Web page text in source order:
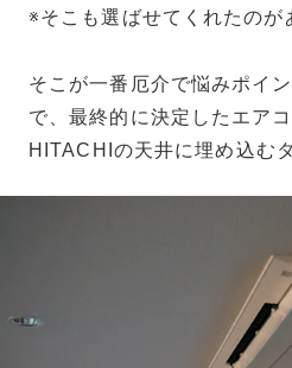
※そこも選ばせてくれたのが
そこが一番厄介で悩みポイ
で、最終的に決定したエアコ
HITACHIの天井に埋め込む